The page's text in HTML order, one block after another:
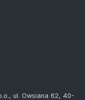
ul. Owsiana 62, 40-